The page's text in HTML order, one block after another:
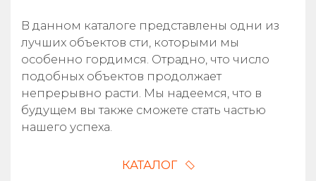
В данном каталоге представлены одни из
лучших объектов сти, которыми мы
особенно гордимся. Отрадно, что число
подобных объектов продолжает
непрерывно расти. Мы надеемся, что в
будущем вы также сможете стать частью
нашего успеха.
КАТАЛОГ